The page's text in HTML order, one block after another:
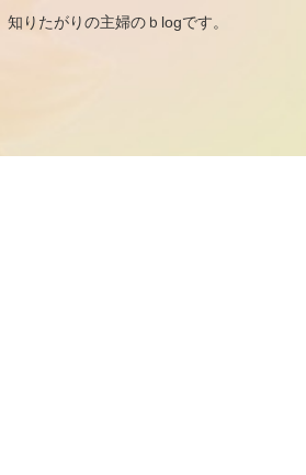
知りたがりの主婦の